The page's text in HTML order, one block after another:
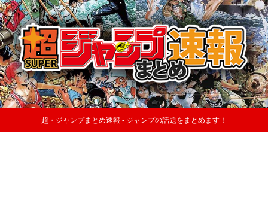
超・ジャンプまとめ速報 - ジャンプの話題をまとめます！